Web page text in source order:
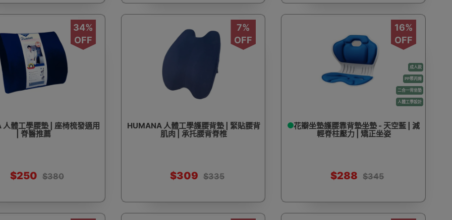
34%
OFF
體工學腰墊 | 座椅梳發適用
| 脊醫推薦
$250 $380
7%
OFF
HUMANA 人體工學護腰背墊 | 緊貼腰背
肌肉 | 承托腰背脊椎
$309 $335
成人款
PP聚丙烯
二合一背坐墊
人體工學設計
16%
OFF
花瓣坐墊護腰靠背墊坐墊 - 天空藍 | 減
輕脊柱壓力 | 矯正坐姿
$288 $345